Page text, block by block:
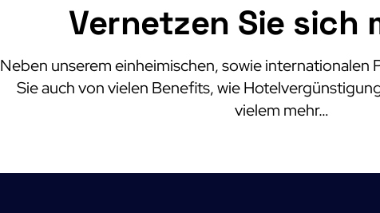
Vernetzen Sie sich
Neben unserem einheimischen, sowie internationalen
Sie auch von vielen Benefits, wie
vielem mehr…